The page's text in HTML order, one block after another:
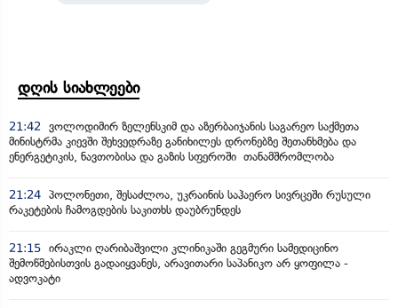
დღის სიახლეები
21:42
ვოლოდიმირ ზელენსკიმ და აზერბაიჯანის საგარეო საქმეთა
მინისტრმა კიევში შეხვედრაზე განიხილეს დრონებზე შეთანხმება და
ენერგეტიკის, ნავთობისა და გაზის სფეროში თანამშრომლობა
21:24 პოლონეთი, შესაძლოა, უკრაინის საჰაერო სივრცეში რუსული
რაკეტების ჩამოგდების საკითხს დაუბრუნდეს
21:15 ირაკლი ღარიბაშვილი კლინიკაში გეგმური სამედიცინო
შემოწმებისთვის გადაიყვანეს, არავითარი საპანიკო არ ყოფილა -
ადვოკატი